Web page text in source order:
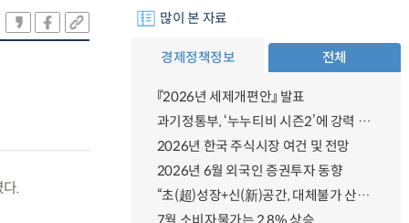
.
많이 본 자료
경제정책정보 전체
『2026년 세제개편안』 발표
과기정통부, ‘누누티비 시즌2’에 강력 대응 의지 밝혀
2026년 한국 주식시장 여건 및 전망
2026년 6월 외국인 증권투자 동향
“초(超)성장+신(新)공간, 대체불가 산업강국”